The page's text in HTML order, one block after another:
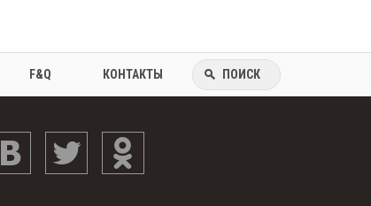
F&Q КОНТАКТЫ